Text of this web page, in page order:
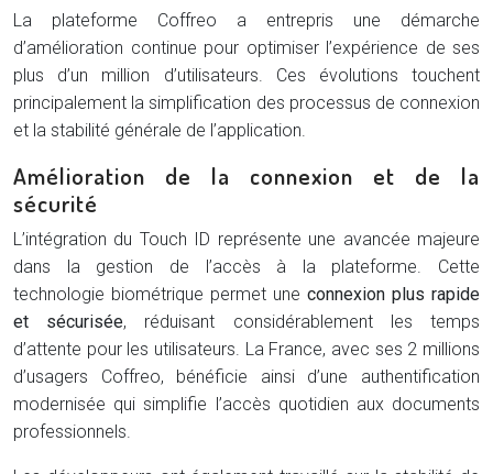
La plateforme Coffreo a entrepris une démarche
d’amélioration continue pour optimiser l’expérience de ses
plus d’un million d’utilisateurs. Ces évolutions touchent
principalement la simplification des processus de connexion
et la stabilité générale de l’application.
Amélioration de la connexion et de la
sécurité
L’intégration du Touch ID représente une avancée majeure
dans la gestion de l’accès à la plateforme. Cette
technologie biométrique permet une connexion plus rapide
et sécurisée, réduisant considérablement les temps
d’attente pour les utilisateurs. La France, avec ses 2 millions
d’usagers Coffreo, bénéficie ainsi d’une authentification
modernisée qui simplifie l’accès quotidien aux documents
professionnels.